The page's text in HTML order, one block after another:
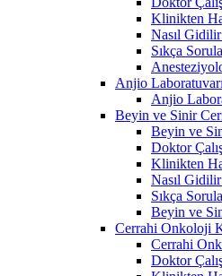
Klinikten
Nasıl
Sıkça
Anjio Laboratuvarı
Anjio
Beyin ve Sinir
Beyin ve
Doktor
Klinikten
Nasıl
Sıkça
Beyin ve
Cerrahi Onkoloji
Cerrahi
Doktor